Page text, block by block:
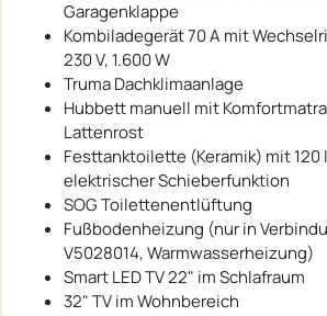
Garagenklappe
Kombiladegerät 70 A mit
230 V, 1.600 W
Truma Dachklimaanlage
Hubbett manuell mit
Lattenrost
Festtanktoilette (Keramik) mit 120
elektrischer Schieberfunktion
SOG Toilettenentlüftung
Fußbodenheizung (nur in
V5028014, Warmwasserheizung)
Smart LED TV 22" im Schlafraum
32" TV im Wohnbereich